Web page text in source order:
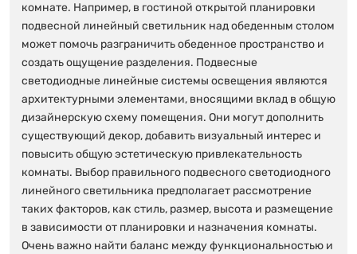
комнате. Например, в гостиной открытой планировки
подвесной линейный светильник над обеденным столом
может помочь разграничить обеденное пространство и
создать ощущение разделения. Подвесные
светодиодные линейные системы освещения являются
архитектурными элементами, вносящими вклад в общую
дизайнерскую схему помещения. Они могут дополнить
существующий декор, добавить визуальный интерес и
повысить общую эстетическую привлекательность
комнаты. Выбор правильного подвесного светодиодного
линейного светильника предполагает рассмотрение
таких факторов, как стиль, размер, высота и размещение
в зависимости от планировки и назначения комнаты.
Очень важно найти баланс между функциональностью и